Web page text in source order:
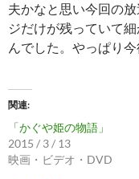
夫かなと思い今回の
ジだけが残っていて
んでした。やっぱり
関連
「かぐや姫の物語」
2015 / 3 / 13
映画・ビデオ・DVD